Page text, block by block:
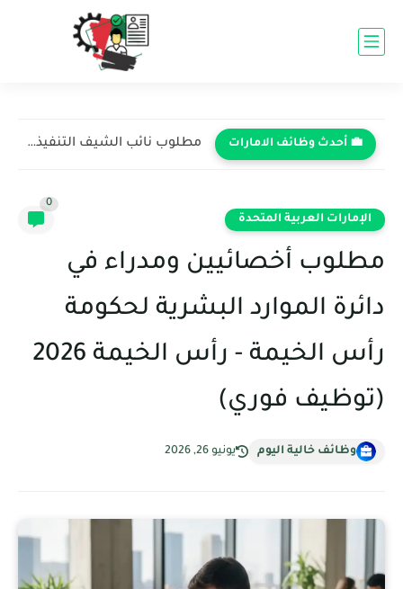
💼 أحدث وظائف الامارات مطلوب نائب الشيف التنفيذي في فندق روتانا - رأس الخيمة...
الإمارات العربية المتحدة
0
مطلوب أخصائيين ومدراء في
دائرة الموارد البشرية لحكومة
رأس الخيمة - رأس الخيمة 2026
(توظيف فوري)
وظائف خالية اليوم يونيو 26, 2026